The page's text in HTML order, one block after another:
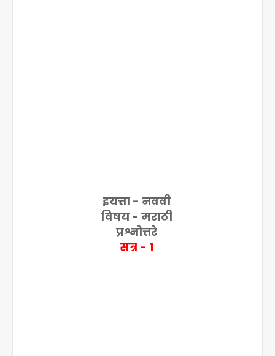
इयत्ता - नववी
विषय - मराठी
प्रश्नोत्तरे
सत्र - 1